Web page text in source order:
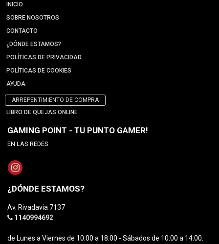
INICIO
SOBRE NOSOTROS
CONTACTO
¿DÓNDE ESTAMOS?
POLÍTICAS DE PRIVACIDAD
POLÍTICAS DE COOKIES
AYUDA
ARREPENTIMIENTO DE COMPRA
LIBRO DE QUEJAS ONLINE
GAMING POINT - TU PUNTO GAMER!
EN LAS REDES
¿DÓNDE ESTAMOS?
Av. Rivadavia 7137
1140994692
de Lunes a Viernes de 10:00 a 18:00 - Sábados de 10:00 a 14:00.